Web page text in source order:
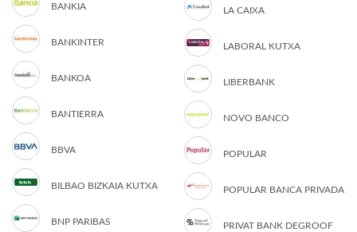
BANKIA
BANKINTER
BANKOA
BANTIERRA
BBVA
BILBAO BIZKAIA KUTXA
BNP PARIBAS
LA CAIXA
LABORAL KUTXA
LIBERBANK
NOVO BANCO
POPULAR
POPULAR BANCA PRIVADA
PRIVAT BANK DEGROOF